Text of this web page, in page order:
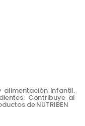
alimentación infantil.
Contribuye al
de NUTRIBEN